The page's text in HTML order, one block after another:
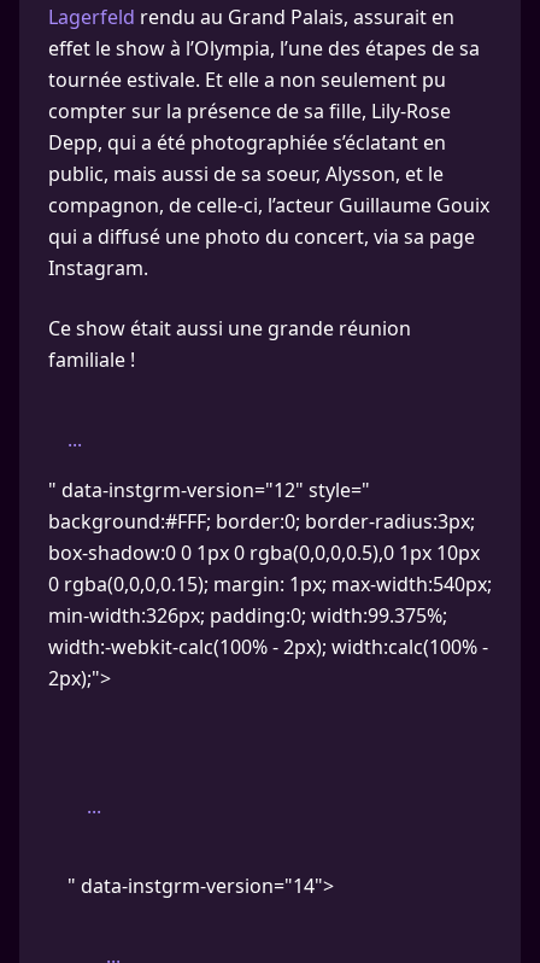
Lagerfeld rendu au Grand Palais, assurait en
effet le show à l’Olympia, l’une des étapes de sa
tournée estivale. Et elle a non seulement pu
compter sur la présence de sa fille, Lily-Rose
Depp, qui a été photographiée s’éclatant en
public, mais aussi de sa soeur, Alysson, et le
compagnon, de celle-ci, l’acteur Guillaume Gouix
qui a diffusé une photo du concert, via sa page
Instagram.
Ce show était aussi une grande réunion
familiale !
...
" data-instgrm-version="12" style="
background:#FFF; border:0; border-radius:3px;
box-shadow:0 0 1px 0 rgba(0,0,0,0.5),0 1px 10px
0 rgba(0,0,0,0.15); margin: 1px; max-width:540px;
min-width:326px; padding:0; width:99.375%;
width:-webkit-calc(100% - 2px); width:calc(100% -
2px);">
...
" data-instgrm-version="14">
...